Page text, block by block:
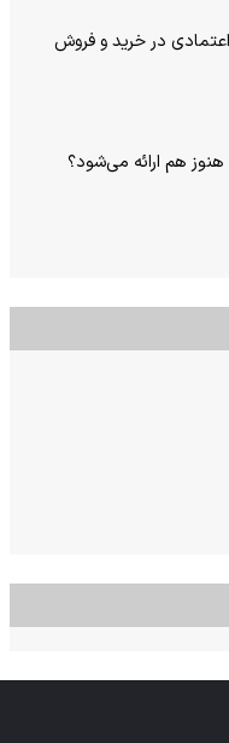
در خرید و فروش
هنوز هم ارائه می‌شود؟